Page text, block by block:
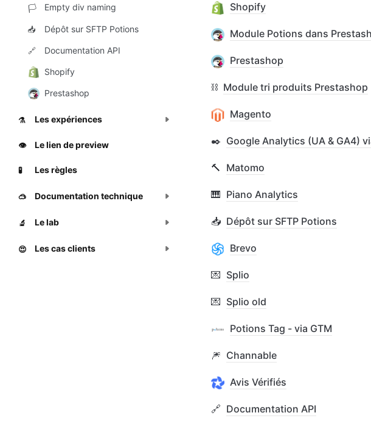
🏳️ Empty div naming
📥 Dépôt sur SFTP Potions
🔗 Documentation API
Shopify
Prestashop
⚗️ Les expériences
👁️ Le lien de preview
🧪 Les règles
🥽 Documentation technique
🔬 Le lab
😍 Les cas clients
Shopify
Module Potions dans
Prestashop
⛓️ Module tri produits Prestashop
Magento
✒️ Google Analytics (UA & GA4)
🔨 Matomo
🎹 Piano Analytics
📥 Dépôt sur SFTP Potions
Brevo
💌 Splio
💌 Splio old
Potions Tag - via GTM
🎆 Channable
Avis Vérifiés
🔗 Documentation API